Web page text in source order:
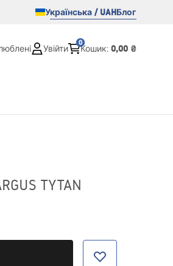
Українська / UAHБлог
Увійти
0
Кошик: 0,00 ₴
TYTAN